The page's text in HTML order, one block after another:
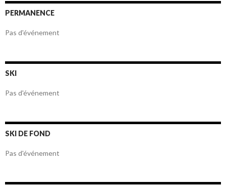
PERMANENCE
Pas d'événement
SKI
Pas d'événement
SKI DE FOND
Pas d'événement